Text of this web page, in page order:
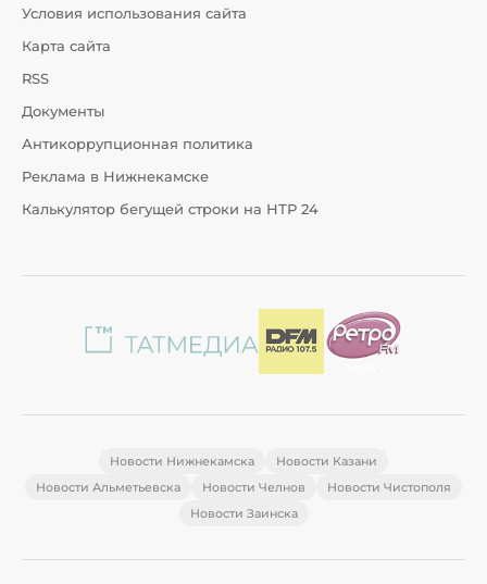
Условия использования сайта
Карта сайта
RSS
Документы
Антикоррупционная политика
Реклама в Нижнекамске
Калькулятор бегущей строки на НТР 24
Новости Нижнекамска
Новости Казани
Новости Альметьевска
Новости Челнов
Новости Чистополя
Новости Заинска